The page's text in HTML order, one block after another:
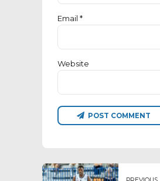
Email *
Website
POST COMMENT